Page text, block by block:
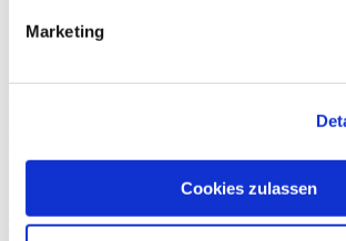
Marketing
Cookies zulassen
Sehnenansatz-Beschwerden
Obwohl die Laser-Therapie bereits seit
Weiterlesen »